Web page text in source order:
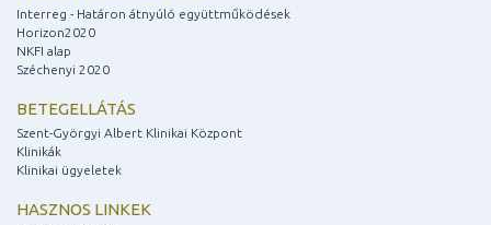
Interreg - Határon átnyúló együttműködések
Horizon2020
NKFI alap
Széchenyi 2020
BETEGELLÁTÁS
Szent-Györgyi Albert Klinikai Központ
Klinikák
Klinikai ügyeletek
HASZNOS LINKEK